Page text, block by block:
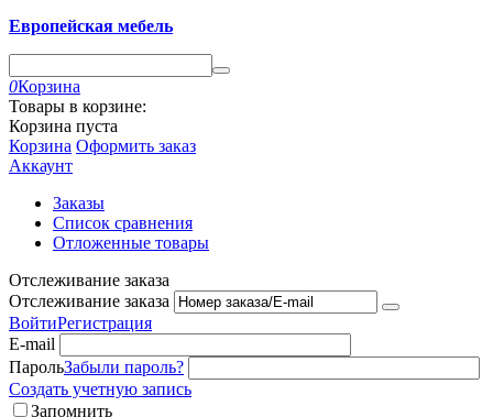
Европейская мебель
0Корзина
Товары в корзине:
Корзина пуста
Корзина Оформить заказ
Аккаунт
Заказы
Список сравнения
Отложенные товары
Отслеживание заказа
Отслеживание заказа
ВойтиРегистрация
E-mail
ПарольЗабыли пароль?
Создать учетную запись
Запомнить